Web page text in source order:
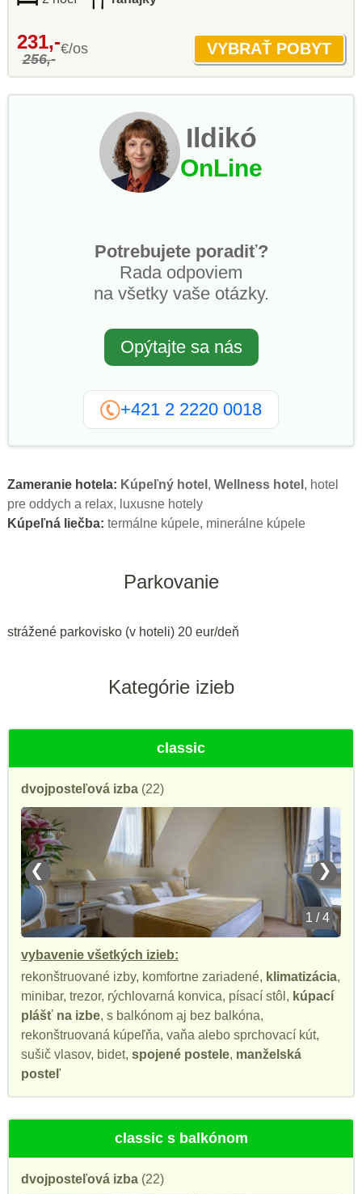
231,-
256,-
€/os
Ildikó
OnLine
Potrebujete poradiť?
Rada odpoviem
na všetky vaše otázky.
Opýtajte sa nás
+421 2 2220 0018
Zameranie hotela: Kúpeľný hotel , Wellness hotel , hotel
pre oddych a relax, luxusne hotely
Kúpeľná liečba: termálne kúpele, minerálne kúpele
Parkovanie
strážené parkovisko (v hoteli) 20 eur/deň
Kategórie izieb
classic
dvojposteľová izba (22)
❮ ❯
1 / 4
vybavenie všetkých izieb:
rekonštruované izby, komfortne zariadené, klimatizácia,
minibar, trezor, rýchlovarná konvica, písací stôl, kúpací
plášť na izbe, s balkónom aj bez balkóna,
rekonštruovaná kúpeľňa, vaňa alebo sprchovací kút,
sušič vlasov, bidet, spojené postele, manželská
posteľ
classic s balkónom
dvojposteľová izba (22)